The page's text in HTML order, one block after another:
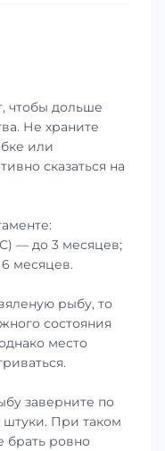
чтобы дольше
Не храните
или
сказаться на
— до 3 месяцев;
месяцев.
рыбу, то
состояния
место
заверните по
При таком
брать ровно